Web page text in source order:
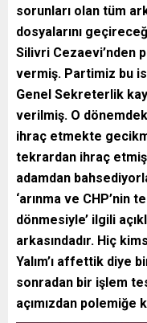
sorunları olan tüm
dosyalarını
Silivri Cezaevi’nden
vermiş. Partimiz bu
Genel Sekreterlik
verilmiş. O dönemdeki
ihraç etmekte
tekrardan ihraç
adamdan
‘arınma ve CHP’nin
dönmesiyle’ ilgili
arkasındadır. Hiç
Yalım’ı affettik diye
sonradan bir işlem
açımızdan polemiğe